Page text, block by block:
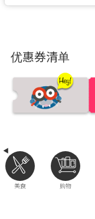
优惠券清单
美食 购物